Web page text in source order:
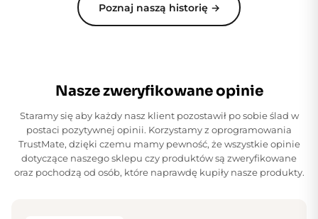
Poznaj naszą historię →
Nasze zweryfikowane opinie
Staramy się aby każdy nasz klient pozostawił po sobie ślad w
postaci pozytywnej opinii. Korzystamy z oprogramowania
TrustMate, dzięki czemu mamy pewność, że wszystkie opinie
dotyczące naszego sklepu czy produktów są zweryfikowane
oraz pochodzą od osób, które naprawdę kupiły nasze produkty.